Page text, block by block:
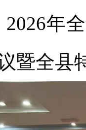
2026年
暨全县